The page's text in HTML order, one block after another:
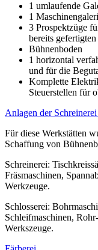
1 umlaufende
1
3 Prospektzüge
bereits
Bühnenboden
1 horizontal
und für die
Komplette
Steuerstellen für
Anlagen der
Für diese Werkstätten
Schaffung von
Schreinerei:
Fräsmaschinen,
Werkzeuge.
Schlosserei:
Schleifmaschinen,
Werkszeuge.